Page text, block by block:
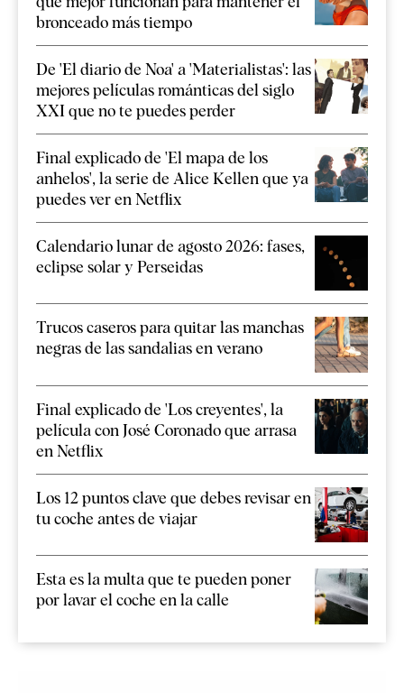
bronceado más tiempo
De 'El diario de Noa' a 'Materialistas': las
mejores películas románticas del siglo
XXI que no te puedes perder
Final explicado de 'El mapa de los
anhelos', la serie de Alice Kellen que ya
puedes ver en Netflix
Calendario lunar de agosto 2026: fases,
eclipse solar y Perseidas
Trucos caseros para quitar las manchas
negras de las sandalias en verano
Final explicado de 'Los creyentes', la
película con José Coronado que arrasa
en Netflix
Los 12 puntos clave que debes revisar en
tu coche antes de viajar
Esta es la multa que te pueden poner
por lavar el coche en la calle